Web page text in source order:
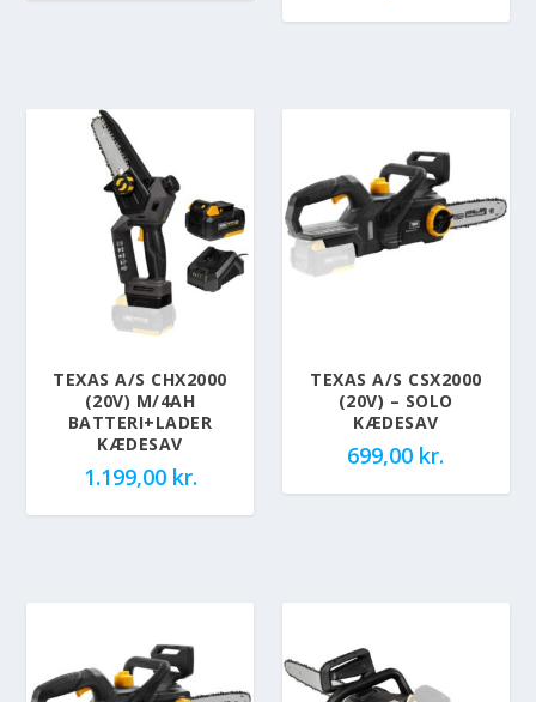
TEXAS A/S CHX2000
(20V) M/4AH
BATTERI+LADER
KÆDESAV
1.199,00 kr.
TEXAS A/S CSX2000
(20V) – SOLO
KÆDESAV
699,00 kr.